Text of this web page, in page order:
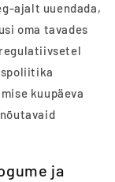
ajalt uuendada,
oma tavades
kuupäeva
ja